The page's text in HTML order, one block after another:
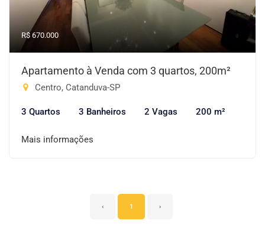
R$ 670.000
Apartamento à Venda com 3 quartos, 200m²
Centro, Catanduva-SP
3 Quartos 3 Banheiros 2 Vagas 200 m²
Mais informações
‹ 1 ›